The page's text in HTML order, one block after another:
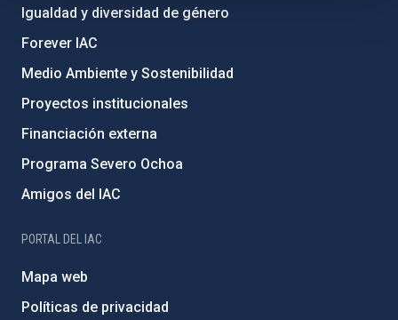
Igualdad y diversidad de género
Forever IAC
Medio Ambiente y Sostenibilidad
Proyectos institucionales
Financiación externa
Programa Severo Ochoa
Amigos del IAC
PORTAL DEL IAC
Mapa web
Políticas de privacidad